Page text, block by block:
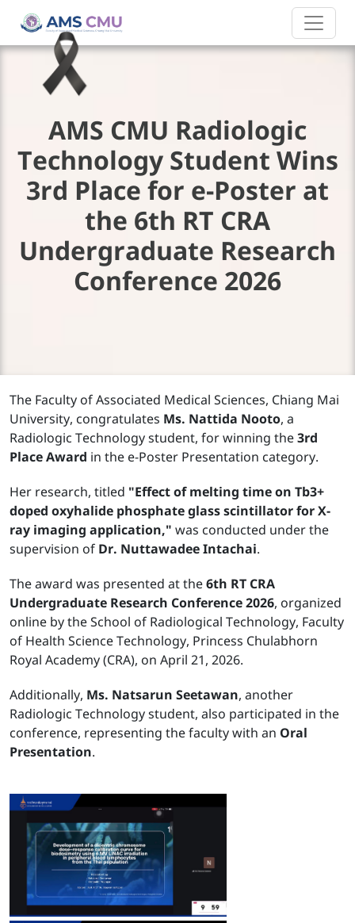
AMS CMU Radiologic
Technology Student Wins
3rd Place for e-Poster at
the 6th RT CRA
Undergraduate Research
Conference 2026
The Faculty of Associated Medical Sciences, Chiang Mai
University, congratulates Ms. Nattida Nooto, a
Radiologic Technology student, for winning the3rd
Place Award in the e-Poster Presentation category.
Her research, titled "Effect of melting time on Tb3+
doped oxyhalide phosphate glass scintillator for X-
ray imaging application," was conducted under the
supervision of Dr. Nuttawadee Intachai.
The award was presented at the6th RT CRA
Undergraduate Research Conference 2026, organized
online by the School of Radiological Technology, Faculty
of Health Science Technology, Princess Chulabhorn
Royal Academy (CRA), on April 21, 2026.
Additionally, Ms. Natsarun Seetawan, another
Radiologic Technology student, also participated in the
conference, representing the faculty with an Oral
Presentation.